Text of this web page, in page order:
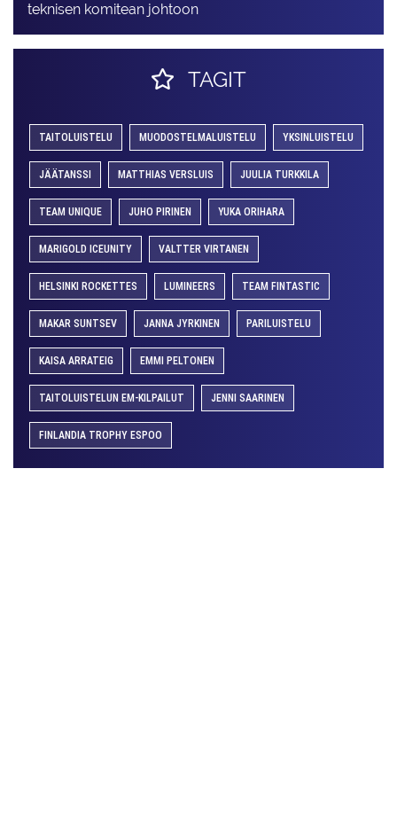
teknisen komitean johtoon
TAGIT
TAITOLUISTELU MUODOSTELMALUISTELU YKSINLUISTELU
JÄÄTANSSI MATTHIAS VERSLUIS JUULIA TURKKILA
TEAM UNIQUE JUHO PIRINEN YUKA ORIHARA
MARIGOLD ICEUNITY VALTTER VIRTANEN
HELSINKI ROCKETTES LUMINEERS TEAM FINTASTIC
MAKAR SUNTSEV JANNA JYRKINEN PARILUISTELU
KAISA ARRATEIG EMMI PELTONEN
TAITOLUISTELUN EM-KILPAILUT JENNI SAARINEN
FINLANDIA TROPHY ESPOO